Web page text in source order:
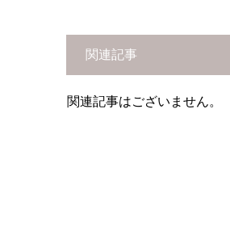
関連記事
関連記事はございません。